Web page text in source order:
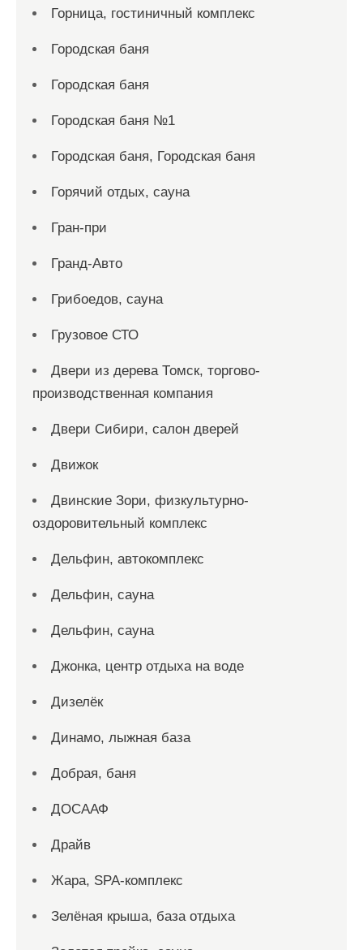
Горница, гостиничный комплекс
Городская баня
Городская баня
Городская баня №1
Городская баня, Городская баня
Горячий отдых, сауна
Гран-при
Гранд-Авто
Грибоедов, сауна
Грузовое СТО
Двери из дерева Томск, торгово-
производственная компания
Двери Сибири, салон дверей
Движок
Двинские Зори, физкультурно-
оздоровительный комплекс
Дельфин, автокомплекс
Дельфин, сауна
Дельфин, сауна
Джонка, центр отдыха на воде
Дизелёк
Динамо, лыжная база
Добрая, баня
ДОСААФ
Драйв
Жара, SPA-комплекс
Зелёная крыша, база отдыха